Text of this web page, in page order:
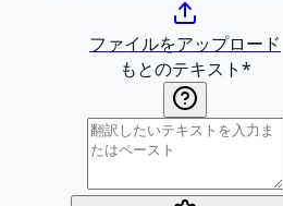
ファイルをアップロード
もとのテキスト*